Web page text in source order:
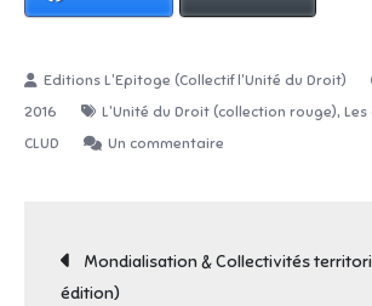
2016
L'Unité du Droit (collection rouge),
CLUD
Un commentaire
objets
Navigation
Mondialisation & Collectivités
édition)